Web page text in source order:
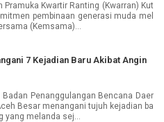
Pramuka Kwartir Ranting (Kwarran) Kut
pembinaan generasi muda mel
(Kemsama)...
7 Kejadian Baru Akibat Angin
Badan Penanggulangan Bencana Daer
Besar menangani tujuh kejadian ba
yang melanda sej...